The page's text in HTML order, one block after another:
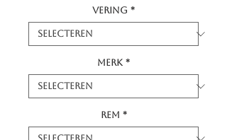
Vering *
Merk *
Rem *